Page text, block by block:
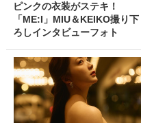
ピンクの衣装がステキ！
「ME:I」MIU＆KEIKO撮り下
ろしインタビューフォト